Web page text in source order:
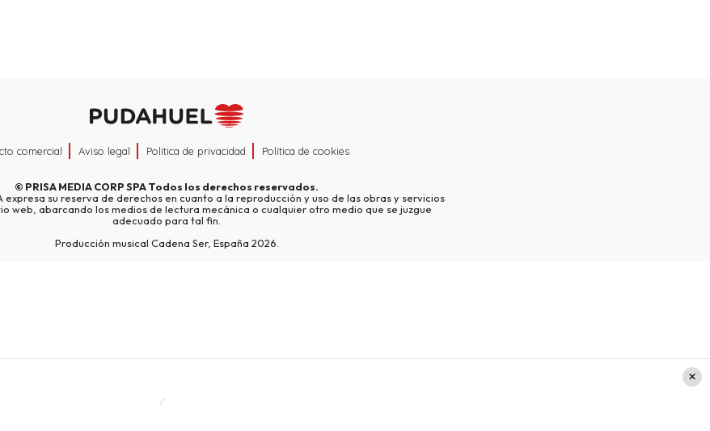
comercial Aviso legal Política de privacidad Política de cookies
© PRISA MEDIA CORP SPATodos los derechos reservados.
expresa su reserva de derechos en cuanto a la reproducción y uso de las obras y servicios
web, abarcando los medios de lectura mecánica o cualquier otro medio que se juzgue
adecuado para tal fin.
Producción musical Cadena Ser, España 2026.